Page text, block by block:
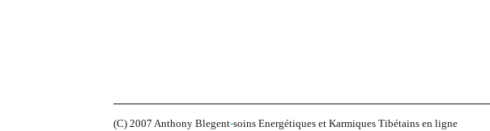
(C) 2007 Anthony Blegent-soins Energétiques et Karmiques Tibétains en ligne